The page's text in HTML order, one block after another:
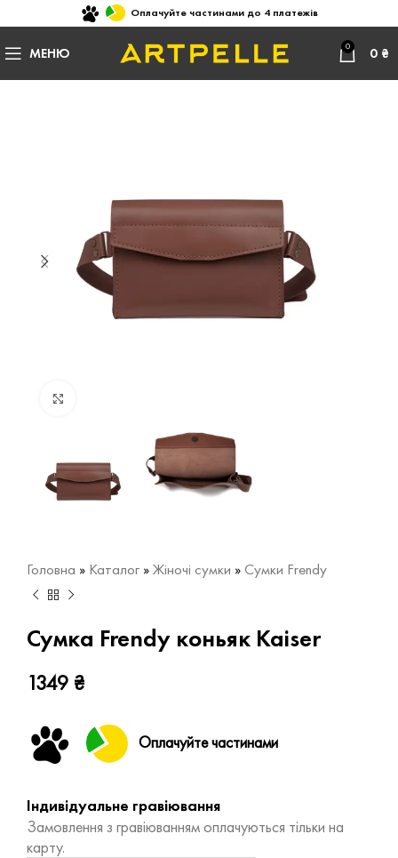
Оплачуйте частинами до 4 платежів
МЕНЮ 0 0 ₴
Головна » Каталог »Жіночі сумки »Сумки Frendy
Сумка Frendy коньяк Kaiser
1349 ₴
Оплачуйте частинами
Індивідуальне гравіювання
Замовлення з гравіюванням оплачуються тільки на
карту.